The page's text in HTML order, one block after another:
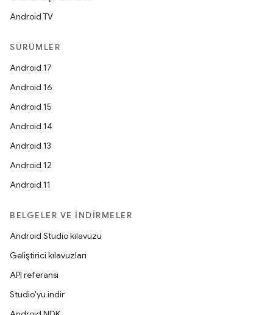
Android TV
SÜRÜMLER
Android 17
Android 16
Android 15
Android 14
Android 13
Android 12
Android 11
BELGELER VE İNDIRMELER
Android Studio kılavuzu
Geliştirici kılavuzları
API referansı
Studio'yu indir